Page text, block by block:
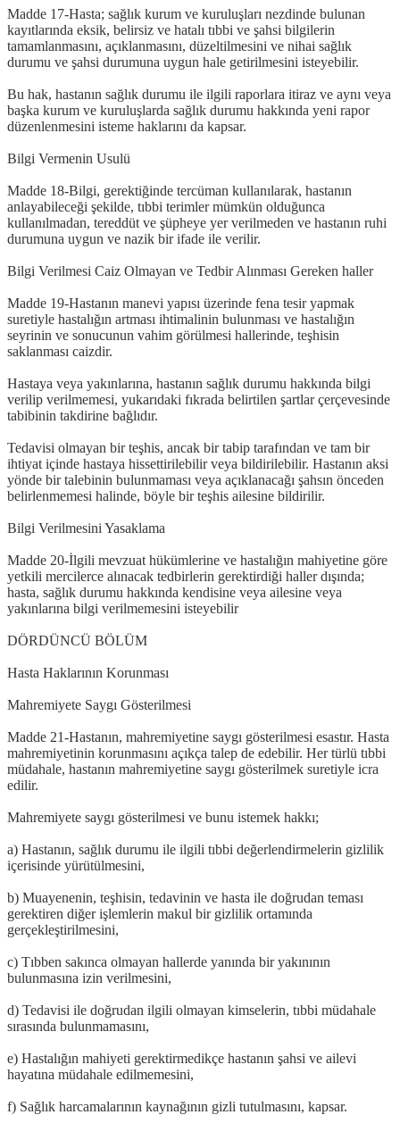
Madde 17-Hasta; sağlık kurum ve kuruluşları nezdinde bulunan
kayıtlarında eksik, belirsiz ve hatalı tıbbi ve şahsi bilgilerin
tamamlanmasını, açıklanmasını, düzeltilmesini ve nihai sağlık
durumu ve şahsi durumuna uygun hale getirilmesini isteyebilir.
Bu hak, hastanın sağlık durumu ile ilgili raporlara itiraz ve aynı veya
başka kurum ve kuruluşlarda sağlık durumu hakkında yeni rapor
düzenlenmesini isteme haklarını da kapsar.
Bilgi Vermenin Usulü
Madde 18-Bilgi, gerektiğinde tercüman kullanılarak, hastanın
anlayabileceği şekilde, tıbbi terimler mümkün olduğunca
kullanılmadan, tereddüt ve şüpheye yer verilmeden ve hastanın ruhi
durumuna uygun ve nazik bir ifade ile verilir.
Bilgi Verilmesi Caiz Olmayan ve Tedbir Alınması Gereken haller
Madde 19-Hastanın manevi yapısı üzerinde fena tesir yapmak
suretiyle hastalığın artması ihtimalinin bulunması ve hastalığın
seyrinin ve sonucunun vahim görülmesi hallerinde, teşhisin
saklanması caizdir.
Hastaya veya yakınlarına, hastanın sağlık durumu hakkında bilgi
verilip verilmemesi, yukarıdaki fıkrada belirtilen şartlar çerçevesinde
tabibinin takdirine bağlıdır.
Tedavisi olmayan bir teşhis, ancak bir tabip tarafından ve tam bir
ihtiyat içinde hastaya hissettirilebilir veya bildirilebilir. Hastanın aksi
yönde bir talebinin bulunmaması veya açıklanacağı şahsın önceden
belirlenmemesi halinde, böyle bir teşhis ailesine bildirilir.
Bilgi Verilmesini Yasaklama
Madde 20-İlgili mevzuat hükümlerine ve hastalığın mahiyetine göre
yetkili mercilerce alınacak tedbirlerin gerektirdiği haller dışında;
hasta, sağlık durumu hakkında kendisine veya ailesine veya
yakınlarına bilgi verilmemesini isteyebilir
DÖRDÜNCÜ BÖLÜM
Hasta Haklarının Korunması
Mahremiyete Saygı Gösterilmesi
Madde 21-Hastanın, mahremiyetine saygı gösterilmesi esastır. Hasta
mahremiyetinin korunmasını açıkça talep de edebilir. Her türlü tıbbi
müdahale, hastanın mahremiyetine saygı gösterilmek suretiyle icra
edilir.
Mahremiyete saygı gösterilmesi ve bunu istemek hakkı;
a) Hastanın, sağlık durumu ile ilgili tıbbi değerlendirmelerin gizlilik
içerisinde yürütülmesini,
b) Muayenenin, teşhisin, tedavinin ve hasta ile doğrudan teması
gerektiren diğer işlemlerin makul bir gizlilik ortamında
gerçekleştirilmesini,
c) Tıbben sakınca olmayan hallerde yanında bir yakınının
bulunmasına izin verilmesini,
d) Tedavisi ile doğrudan ilgili olmayan kimselerin, tıbbi müdahale
sırasında bulunmamasını,
e) Hastalığın mahiyeti gerektirmedikçe hastanın şahsi ve ailevi
hayatına müdahale edilmemesini,
f) Sağlık harcamalarının kaynağının gizli tutulmasını, kapsar.